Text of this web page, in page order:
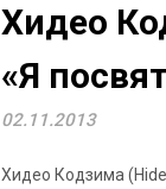
Хидео
«Я
02.11.2013
Хидео Кодзима